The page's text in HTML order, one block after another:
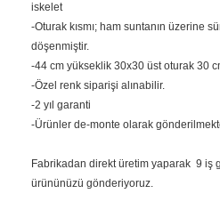
iskelet
-Oturak kısmı; ham suntanın üzerine
döşenmiştir.
-44 cm yükseklik 30x30 üst oturak 30
-Özel renk siparişi alınabilir.
-2 yıl garanti
-Ürünler de-monte olarak
Fabrikadan direkt üretim yaparak 9 iş
ürününüzü gönderiyoruz.